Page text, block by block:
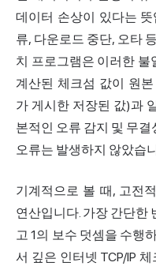
데이터 손상이 있다는
류, 다운로드 중단, 오타
치 프로그램은 이러한 불
계산된 체크섬 값이 원
가 게시한 저장된 값)과
본적인 오류 감지 및 무
오류는 발생하지 않았습
기계적으로 볼 때, 고전
연산입니다. 가장 간단한
고 1의 보수 덧셈을 수행
서 깊은 인터넷 TCP/IP